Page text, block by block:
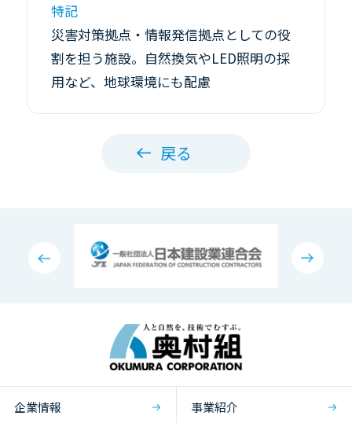
特記
災害対策拠点・情報発信拠点としての役
割を担う施設。自然換気やLED照明の採
用など、地球環境にも配慮
戻る
企業情報 事業紹介